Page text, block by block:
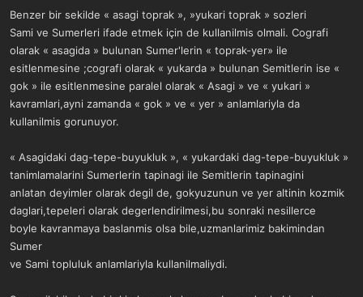
Benzer bir sekilde « asagi toprak », »yukari toprak » sozleri
Sami ve Sumerleri ifade etmek için de kullanilmis olmali. Cografi
olarak « asagida » bulunan Sumer'lerin « toprak-yer» ile
esitlenmesine ;cografi olarak « yukarda » bulunan Semitlerin ise «
gok » ile esitlenmesine paralel olarak « Asagi » ve « yukari »
kavramlari,ayni zamanda « gok » ve « yer » anlamlariyla da
kullanilmis gorunuyor.
« Asagidaki dag-tepe-buyukluk », « yukardaki dag-tepe-buyukluk »
tanimlamalarini Sumerlerin tapinagi ile Semitlerin tapinagini
anlatan deyimler olarak degil de, gokyuzunun ve yer altinin kozmik
daglari,tepeleri olarak degerlendirilmesi,bu sonraki nesillerce
boyle kavranmaya baslanmis olsa bile,uzmanlarimiz bakimindan
Sumer
ve Sami topluluk anlamlariyla kullanilmaliydi.